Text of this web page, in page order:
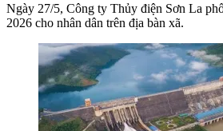
Ngày 27/5, Công ty Thủy điện Sơn La
2026 cho nhân dân trên địa bàn xã.